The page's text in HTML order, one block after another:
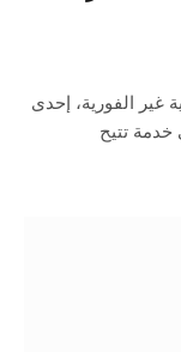
غير الفورية، إحدى
تتيح